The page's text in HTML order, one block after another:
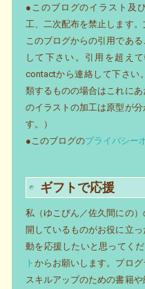
●このブログのイラスト及
工、二次配布を禁止します
このブログからの引用であ
して下さい。引用を超え
contactから連絡して下さい
類するものの場合はこれに
のイラストの加工は原型が
す。）
●このブログのプライバシー
ギフトで応援
私（ゆこびん／佐久間にの
開しているものがお役に立
動を応援したいと思ってく
トからお願いします。プロ
スキルアップのための書籍や